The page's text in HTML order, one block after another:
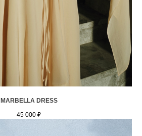
MARBELLA DRESS
45 000 ₽